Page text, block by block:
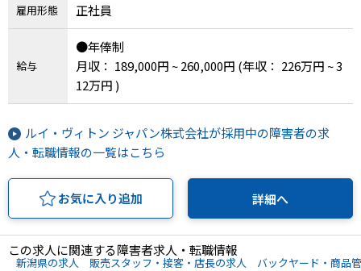
雇用形態 正社員
給与
●年俸制
月収： 189,000円 ~ 260,000円 (年収： 226万円 ~ 3
12万円 )
ルイ・ヴィトン ジャパン株式会社が採用中の障害者の求
人・転職情報の一覧はこちら
お気に入り追加 詳細へ
この求人に関連する障害者求人・転職情報
新潟県の求人 販売スタッフ・接客・店長の求人 バックヤード・商品
IT・Web制作スキルを身につける就労移行支援サービス
ソーシャルファームサービス
しいたけ生産で実現する
新しい障害者雇用支援サービス